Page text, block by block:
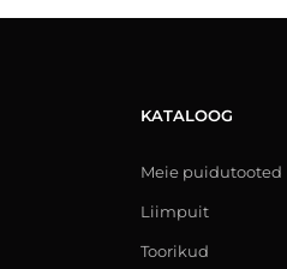
KATALOOG
Meie puidutooted
Liimpuit
Toorikud